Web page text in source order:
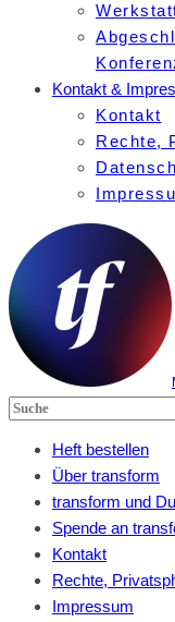
Kontakt &
Kontakt
Rechte,
Heft bestellen
Über transform
transform und Du
Spende an
Kontakt
Rechte,
Impressum